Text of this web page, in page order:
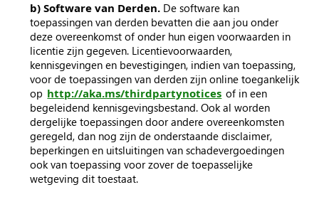
b) Software van Derden. De software kan
toepassingen van derden bevatten die aan jou onder
deze overeenkomst of onder hun eigen voorwaarden in
licentie zijn gegeven. Licentievoorwaarden,
kennisgevingen en bevestigingen, indien van toepassing,
voor de toepassingen van derden zijn online toegankelijk
op http://aka.ms/thirdpartynotices of in een
begeleidend kennisgevingsbestand. Ook al worden
dergelijke toepassingen door andere overeenkomsten
geregeld, dan nog zijn de onderstaande disclaimer,
beperkingen en uitsluitingen van schadevergoedingen
ook van toepassing voor zover de toepasselijke
wetgeving dit toestaat.